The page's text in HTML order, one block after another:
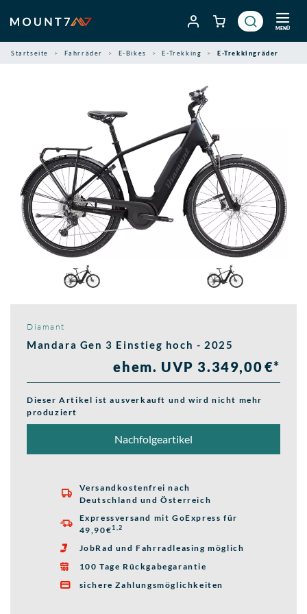
Inhalt
springen
MENÜ
Startseite Fahrräder E-Bikes E-Trekking E-Trekkingräder
Diamant
Mandara Gen 3 Einstieg hoch - 2025
ehem. UVP 3.349,00 €*
Dieser Artikel ist ausverkauft und wird nicht mehr
produziert
Nachfolgeartikel

Versandkostenfrei nach
Deutschland und Österreich

Expressversand mit GoExpress für
49,90€1,2
 JobRad und Fahrradleasing möglich
 100 Tage Rückgabegarantie
 sichere Zahlungsmöglichkeiten